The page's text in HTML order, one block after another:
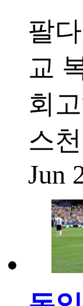
팔
교
회
스
Jun